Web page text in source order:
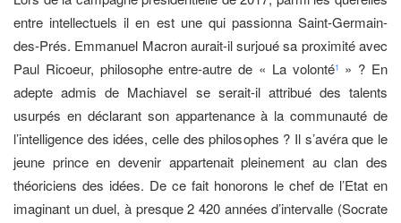
entre intellectuels il en est une qui passionna Saint-Germain-
des-Prés. Emmanuel Macron aurait-il surjoué sa proximité avec
Paul Ricoeur, philosophe entre-autre de « La volonté1 » ? En
adepte admis de Machiavel se serait-il attribué des talents
usurpés en déclarant son appartenance à la communauté de
l’intelligence des idées, celle des philosophes ? Il s’avéra que le
jeune prince en devenir appartenait pleinement au clan des
théoriciens des idées. De ce fait honorons le chef de l’Etat en
imaginant un duel, à presque 2 420 années d’intervalle (Socrate